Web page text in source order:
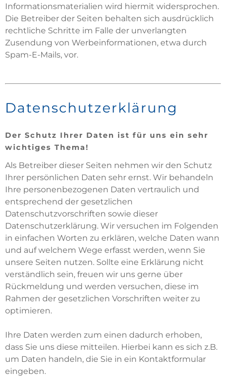
Informationsmaterialien wird hiermit widersprochen.
Die Betreiber der Seiten behalten sich ausdrücklich
rechtliche Schritte im Falle der unverlangten
Zusendung von Werbeinformationen, etwa durch
Spam-E-Mails, vor.
Datenschutzerklärung
Der Schutz Ihrer Daten ist für uns ein sehr
wichtiges Thema!
Als Betreiber dieser Seiten nehmen wir den Schutz
Ihrer persönlichen Daten sehr ernst. Wir behandeln
Ihre personenbezogenen Daten vertraulich und
entsprechend der gesetzlichen
Datenschutzvorschriften sowie dieser
Datenschutzerklärung. Wir versuchen im Folgenden
in einfachen Worten zu erklären, welche Daten wann
und auf welchem Wege erfasst werden, wenn Sie
unsere Seiten nutzen. Sollte eine Erklärung nicht
verständlich sein, freuen wir uns gerne über
Rückmeldung und werden versuchen, diese im
Rahmen der gesetzlichen Vorschriften weiter zu
optimieren.
Ihre Daten werden zum einen dadurch erhoben,
dass Sie uns diese mitteilen. Hierbei kann es sich z.B.
um Daten handeln, die Sie in ein Kontaktformular
eingeben.